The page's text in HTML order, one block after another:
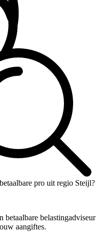
pro uit regio Steijl?
betaalbare belastingadviseur
aangiftes.